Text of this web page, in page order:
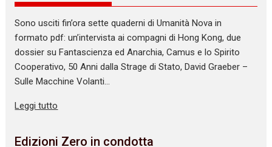
Sono usciti fin’ora sette quaderni di Umanità Nova in
formato pdf: un’intervista ai compagni di Hong Kong, due
dossier su Fantascienza ed Anarchia, Camus e lo Spirito
Cooperativo, 50 Anni dalla Strage di Stato, David Graeber –
Sulle Macchine Volanti…
Leggi tutto
Edizioni Zero in condotta